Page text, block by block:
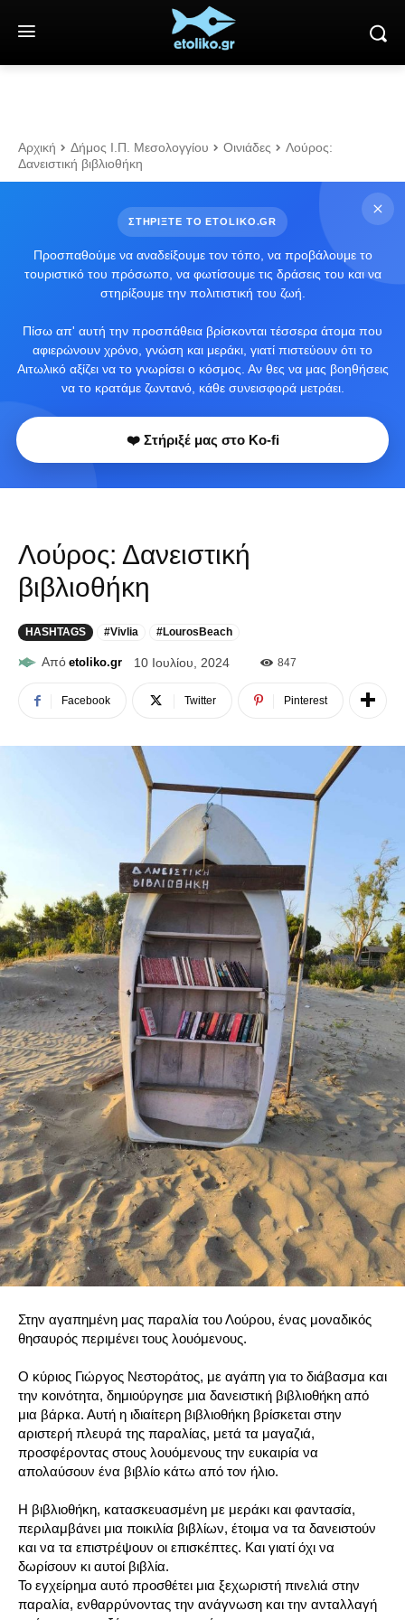
Αρχική Δήμος Ι.Π. Μεσολογγίου Οινιάδες
Λούρος:
Δανειστική βιβλιοθήκη
ΣΤΗΡΙΞΤΕ ΤΟ ETOLIKO.GR
Προσπαθούμε να αναδείξουμε τον τόπο, να προβάλουμε το
τουριστικό του πρόσωπο, να φωτίσουμε τις δράσεις του και να
στηρίξουμε την πολιτιστική του ζωή.
Πίσω απ' αυτή την προσπάθεια βρίσκονται τέσσερα άτομα που
αφιερώνουν χρόνο, γνώση και μεράκι, γιατί πιστεύουν ότι το
Αιτωλικό αξίζει να το γνωρίσει ο κόσμος. Αν θες να μας βοηθήσεις
να το κρατάμε ζωντανό, κάθε συνεισφορά μετράει.
❤️ Στήριξέ μας στο Ko-fi
Λούρος: Δανειστική
βιβλιοθήκη
HASHTAGS #Vivlia #LourosBeach
Από etoliko.gr 10 Ιουλίου, 2024 847
Facebook Twitter Pinterest
Στην αγαπημένη μας παραλία του Λούρου, ένας μοναδικός
θησαυρός περιμένει τους λουόμενους.
Ο κύριος Γιώργος Νεστοράτος, με αγάπη για το διάβασμα και
την κοινότητα, δημιούργησε μια δανειστική βιβλιοθήκη από
μια βάρκα. Αυτή η ιδιαίτερη βιβλιοθήκη βρίσκεται στην
αριστερή πλευρά της παραλίας, μετά τα μαγαζιά,
προσφέροντας στους λουόμενους την ευκαιρία να
απολαύσουν ένα βιβλίο κάτω από τον ήλιο.
Η βιβλιοθήκη, κατασκευασμένη με μεράκι και φαντασία,
περιλαμβάνει μια ποικιλία βιβλίων, έτοιμα να τα δανειστούν
και να τα επιστρέψουν οι επισκέπτες. Και γιατί όχι να
δωρίσουν κι αυτοί βιβλία.
Το εγχείρημα αυτό προσθέτει μια ξεχωριστή πινελιά στην
παραλία, ενθαρρύνοντας την ανάγνωση και την ανταλλαγή